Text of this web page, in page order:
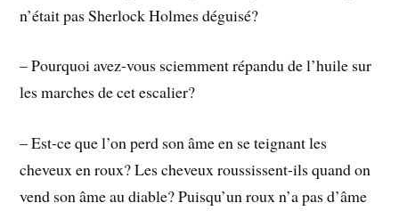
n’était pas Sherlock Holmes déguisé?
– Pourquoi avez-vous sciemment répandu de l’huile sur
les marches de cet escalier?
– Est-ce que l’on perd son âme en se teignant les
cheveux en roux? Les cheveux roussissent-ils quand on
vend son âme au diable? Puisqu’un roux n’a pas d’âme